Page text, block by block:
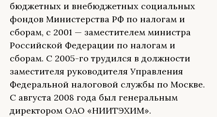
бюджетных и внебюджетных социальных
фондов Министерства РФ по налогам и
сборам, с 2001 — заместителем министра
Российской Федерации по налогам и
сборам. С 2005-го трудился в должности
заместителя руководителя Управления
Федеральной налоговой службы по Москве.
С августа 2008 года был генеральным
директором ОАО «НИИТЭХИМ».